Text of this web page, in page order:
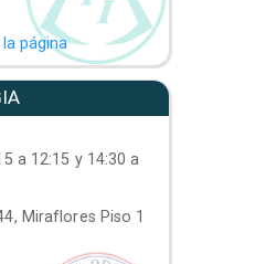
página
a 12:15 y 14:30 a
Miraflores Piso 1